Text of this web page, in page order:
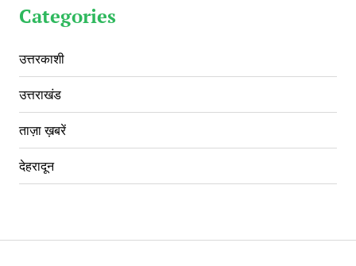
Categories
उत्तरकाशी
उत्तराखंड
ताज़ा ख़बरें
देहरादून